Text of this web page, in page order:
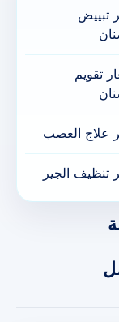
تبييض
تقويم
علاج العصب
تنظيف الجير